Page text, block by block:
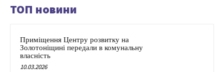
ТОП новини
Приміщення Центру розвитку на
Золотоніщині передали в комунальну
власність
10.03.2026